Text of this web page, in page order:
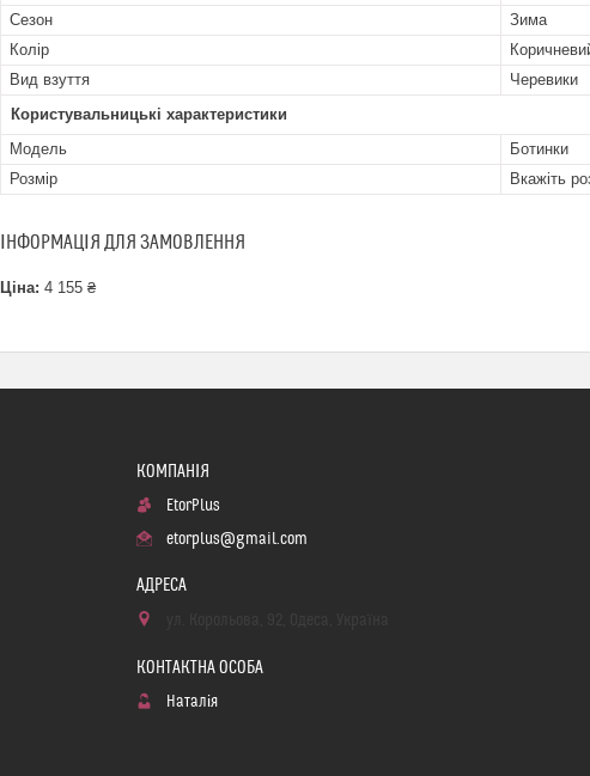
Сезон
Зима
Колір
Вид взуття
Черевики
Користувальницькі характеристики
Мoдель
Ботинки
Розмір
Вкажіть
ІНФОРМАЦІЯ ДЛЯ ЗАМОВЛЕННЯ
Ціна: 4 155 ₴
EtorPlus
etorplus@gmail.com
Наталія